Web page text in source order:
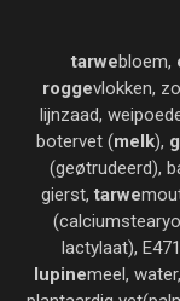
tarwebloem,
roggevlokken,
lijnzaad,
botervet (melk),
(geøtrudeerd),
gierst,tarwe
lactylaat),
lupinemeel,